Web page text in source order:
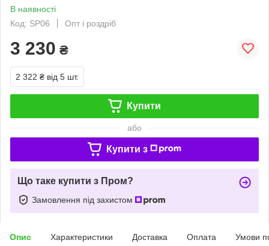
В наявності
Код: SP06
Опт і роздріб
3 230 ₴
2 322 ₴ від 5 шт.
Купити
або
Купити з
Що таке купити з Пром?
Замовлення під захистом
Опис Характеристики Доставка Оплата Умови